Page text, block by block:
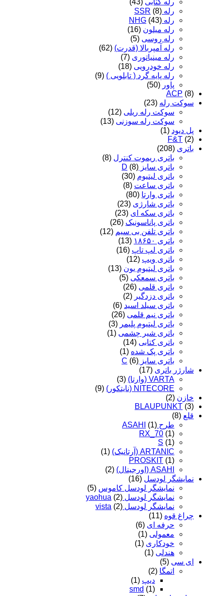
رله SSR (8)
رله NHG (43)
رله میلون (16)
رله روسی (5)
رله آمپربالا (قدرت) (62)
رله مینیاتوری (7)
رله خودرویی (18)
رله پایه گرد ( تابلویی ) (9)
پاور (50)
ACP (8)
سوکت رله (23)
سوکت رله ریلی (12)
سوکت رله سوزنی (13)
پل دیود (1)
F&T (2)
باتری (208)
باتری ریموت کنترل (8)
باتری سایز D (8)
باتری لیتیوم (30)
باتری ساعت (8)
باتری وارتا (80)
باتری شارژی (23)
باتری سکه ای (23)
باتری پاناسونیک (26)
باتری تلفن بی سیم (12)
باتری ۱۸۶۵۰
(13)
باتری لپ تاپ (16)
باتری ویپ (12)
باتری لیتیوم یون (13)
باتری سمعکی (5)
باتری قلمی (26)
باتری دزدگیر (2)
باتری سیلد اسید (6)
باتری نیم قلمی (26)
باتری لیتیوم پلیمر (3)
باتری شیر چشمی (1)
باتری کتابی (14)
باتری پک شده (1)
باتری سایز C (6)
شارژر باتری (17)
VARTA (وارتا)
(3)
NITECORE (نایتکور)
(9)
خازن (2)
BLAUPUNKT (3)
قلع (8)
طرح ASAHI (1)
RX_70 (1)
S (1)
ARTANIC (آرتانیک)
(1)
PROSKIT (1)
ASAHI (اورجینال)
(2)
نمایشگر لودسل (16)
نمایشگر لودسل کاموس (5)
نمایشگر لودسل yaohua (2)
نمایشگر لودسل vista (2)
چراغ قوه (11)
حرفه ای (6)
معمولی (1)
خودکاری (1)
هندلی (1)
ای سی (5)
اتمگا (2)
دیپ (1)
smd (1)